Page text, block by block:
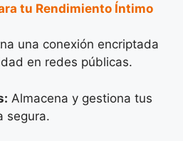
tu Rendimiento Íntimo
una conexión encriptada
en redes públicas.
Almacena y gestiona tus
segura.